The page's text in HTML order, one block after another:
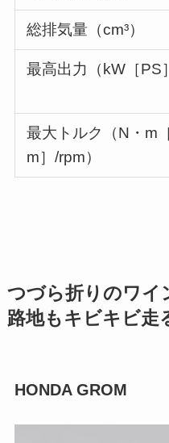
総排気量（cm³）
最高出力（kW［PS
最大トルク（N・m
m］/rpm）
つづら折りのワイ
路地もキビキビ走
HONDA GROM